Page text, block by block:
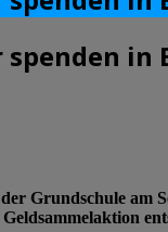
spenden
Grundschule am